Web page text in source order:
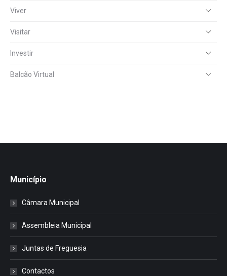
Viver
Visitar
Investir
Balcão Virtual
Município
Câmara Municipal
Assembleia Municipal
Juntas de Freguesia
Contactos